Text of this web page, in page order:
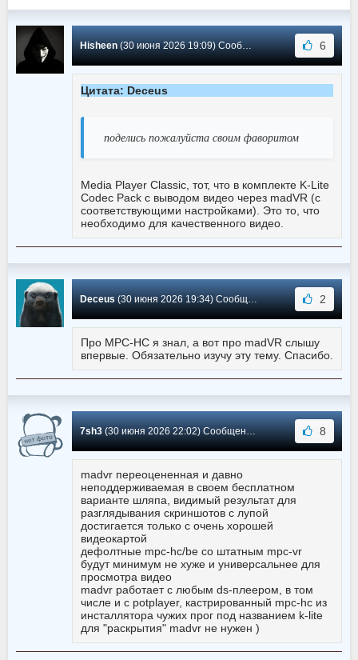
Hisheen(30 июня 2026 19:09) Сообщение #5743 6
Цитата: Deceus
поделись пожалуйста своим фаворитом
Media Player Classic, тот, что в комплекте K-Lite
Codec Pack с выводом видео через madVR (с
соответствующими настройками). Это то, что
необходимо для качественного видео.
Deceus(30 июня 2026 19:34) Сообщение #5742 2
Про MPC-HC я знал, а вот про madVR слышу
впервые. Обязательно изучу эту тему. Спасибо.
7sh3(30 июня 2026 22:02) Сообщение #5741 8
madvr переоцененная и давно
неподдерживаемая в своем бесплатном
варианте шляпа, видимый результат для
разглядывания скриншотов с лупой
достигается только с очень хорошей
видеокартой
дефолтные mpc-hc/be со штатным mpc-vr
будут минимум не хуже и универсальнее для
просмотра видео
madvr работает с любым ds-плеером, в том
числе и с potplayer, кастрированный mpc-hc из
инсталлятора чужих прог под названием k-lite
для "раскрытия" madvr не нужен )